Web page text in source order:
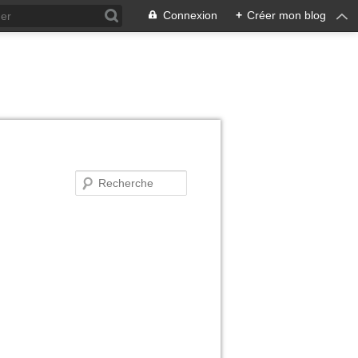
Connexion + Créer mon blog